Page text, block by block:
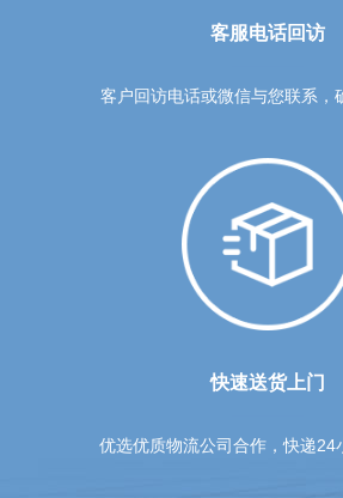
客服电话回访
客户回访电话或微信与您联系，
快速送货上门
优选优质物流公司合作，快递24